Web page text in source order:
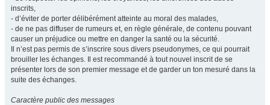
inscrits,
- d’éviter de porter délibérément atteinte au moral des malades,
- de ne pas diffuser de rumeurs et, en règle générale, de contenu pouvant
causer un préjudice ou mettre en danger la santé ou la sécurité.
Il n’est pas permis de s’inscrire sous divers pseudonymes, ce qui pourrait
brouiller les échanges. Il est recommandé à tout nouvel inscrit de se
présenter lors de son premier message et de garder un ton mesuré dans la
suite des échanges.
Caractère public des messages